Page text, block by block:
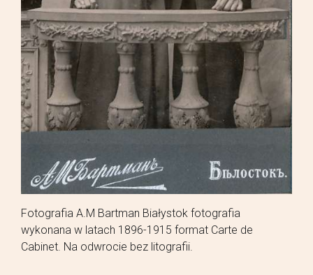
Fotografia A.M Bartman Białystok fotografia
wykonana w latach 1896-1915 format Carte de
Cabinet. Na odwrocie bez litografii.